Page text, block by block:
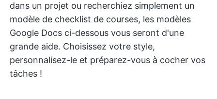
dans un projet ou recherchiez simplement un
modèle de checklist de courses, les modèles
Google Docs ci-dessous vous seront d'une
grande aide. Choisissez votre style,
personnalisez-le et préparez-vous à cocher vos
tâches !